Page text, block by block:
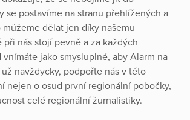
se postavíme na stranu přehlížených a
dělat jen díky našemu
nás stojí pevně a za každých
jako smysluplné, aby Alarm na
navždycky, podpořte nás v této
nejen o osud první regionální pobočky,
celé regionální žurnalistiky.